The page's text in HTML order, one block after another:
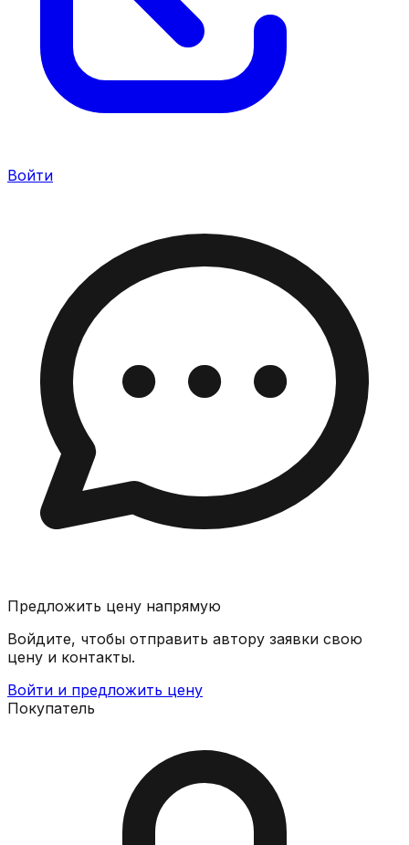
Войти
Предложить цену напрямую
Войдите, чтобы отправить автору заявки свою
цену и контакты.
Войти и предложить цену
Покупатель